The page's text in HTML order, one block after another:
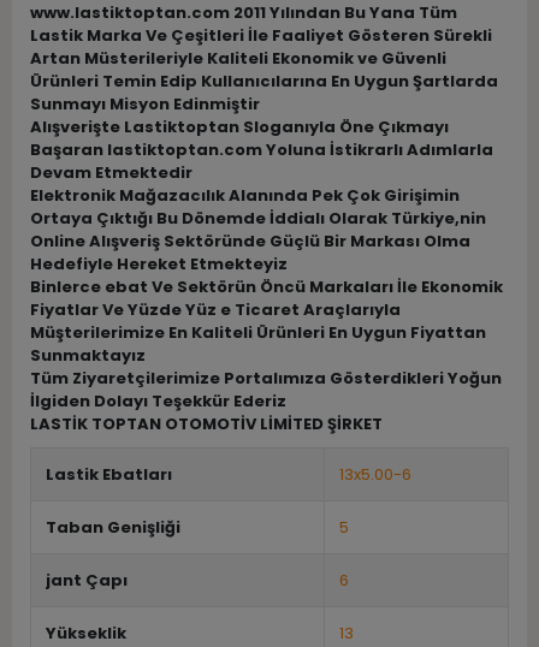
www.lastiktoptan.com 2011 Yılından Bu Yana Tüm
Lastik Marka Ve Çeşitleri İle Faaliyet Gösteren Sürekli
Artan Müsterileriyle Kaliteli Ekonomik ve Güvenli
Ürünleri Temin Edip Kullanıcılarına En Uygun Şartlarda
Sunmayı Misyon Edinmiştir
Alışverişte Lastiktoptan Sloganıyla Öne Çıkmayı
Başaran lastiktoptan.com Yoluna İstikrarlı Adımlarla
Devam Etmektedir
Elektronik Mağazacılık Alanında Pek Çok Girişimin
Ortaya Çıktığı Bu Dönemde İddialı Olarak Türkiye,nin
Online Alışveriş Sektöründe Güçlü Bir Markası Olma
Hedefiyle Hereket Etmekteyiz
Binlerce ebat Ve Sektörün Öncü Markaları İle Ekonomik
Fiyatlar Ve Yüzde Yüz e Ticaret Araçlarıyla
Müşterilerimize En Kaliteli Ürünleri En Uygun Fiyattan
Sunmaktayız
Tüm Ziyaretçilerimize Portalımıza Gösterdikleri Yoğun
İlgiden Dolayı Teşekkür Ederiz
LASTİK TOPTAN OTOMOTİV LİMİTED ŞİRKET
Lastik Ebatları 13x5.00-6
Taban Genişliği 5
jant Çapı 6
Yükseklik 13